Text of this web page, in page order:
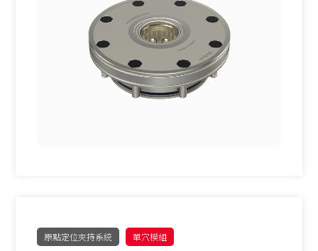
原點定位夾持系統 單穴模組